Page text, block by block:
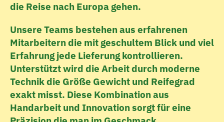
die Reise nach Europa gehen.
Unsere Teams bestehen aus erfahrenen
Mitarbeitern die mit geschultem Blick und viel
Erfahrung jede Lieferung kontrollieren.
Unterstützt wird die Arbeit durch moderne
Technik die Größe Gewicht und Reifegrad
exakt misst. Diese Kombination aus
Handarbeit und Innovation sorgt für eine